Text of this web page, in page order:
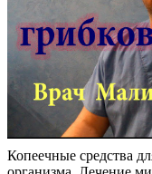
Копеечные средства